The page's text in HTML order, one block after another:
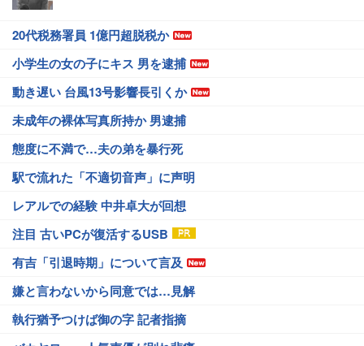
20代税務署員 1億円超脱税か
小学生の女の子にキス 男を逮捕
動き遅い 台風13号影響長引くか
未成年の裸体写真所持か 男逮捕
態度に不満で…夫の弟を暴行死
駅で流れた「不適切音声」に声明
レアルでの経験 中井卓大が回想
注目 古いPCが復活するUSB
有吉「引退時期」について言及
嫌と言わないから同意では…見解
執行猶予つけば御の字 記者指摘